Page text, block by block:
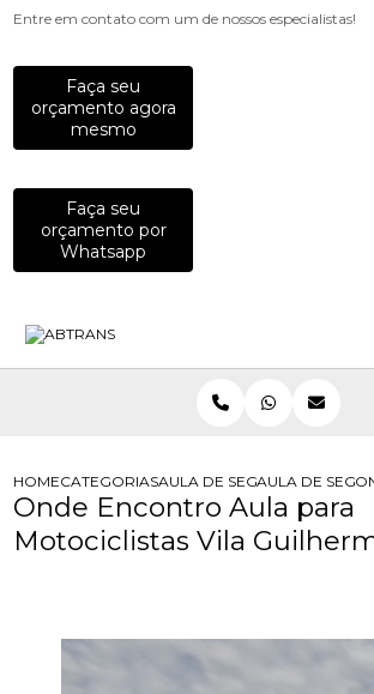
Entre em contato com um de nossos especialistas!
Faça seu
orçamento agora
mesmo
Faça seu
orçamento por
Whatsapp
HOMECATEGORIASAULA DE SEGURANCA NO
AULA DE
Onde Encontro Aula para
Motociclistas Vila